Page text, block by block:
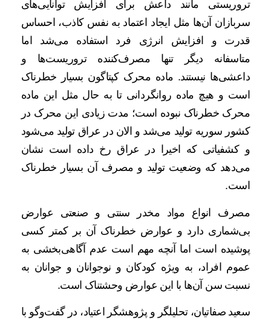
تروریستی مانند داعش برای افزایش توانایی‌های
سربازان آن‌ها مثل ایجاد اعتماد به نفس کاذب، احساس
قدرت و افزایش انرژی فرد استفاده می‌شد اما
متاسفانه دیگر تنها مصرف‌کننده تروریست‌ها و
داعشی‌ها نیستند. ماده محرک کپتاگون بسیار خطرناک
است و هیچ ماده روانگردانی تا به حال مثل این ماده
محرک خطرناک نبوده است؛ مدت زیادی این محرک در
کشور سوریه تولید می‌شد و الان در عراق تولید می‌شود
و کشفیاتی که اخیرا در عراق رخ داده است نشان
می‌دهد که وضعیت تولید و مصرف آن بسیار خطرناک
است.
مصرف انواع مواد مخدر سنتی و صنعتی عوارض
بی‌شماری دارد و عوارض خطرناک آن بر کمتر کسی
پوشیده است اما آنچه مهم است عدم آگاهی‌بخشی به
عموم افراد، به ویژه کودکان و نوجوانان و جوانان به
نسبت سن آن‌ها با این عوارض وحشتناک است.
سعید صفاتیان، تحلیلگر و پژوهشگر اعتیاد، در گفت‌وگو با